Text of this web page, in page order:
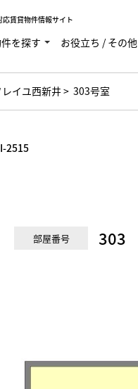
賃貸物件情報サイト
を探す お役立ち / その他
イユ西新井> 303号室
I-2515
部屋番号 303